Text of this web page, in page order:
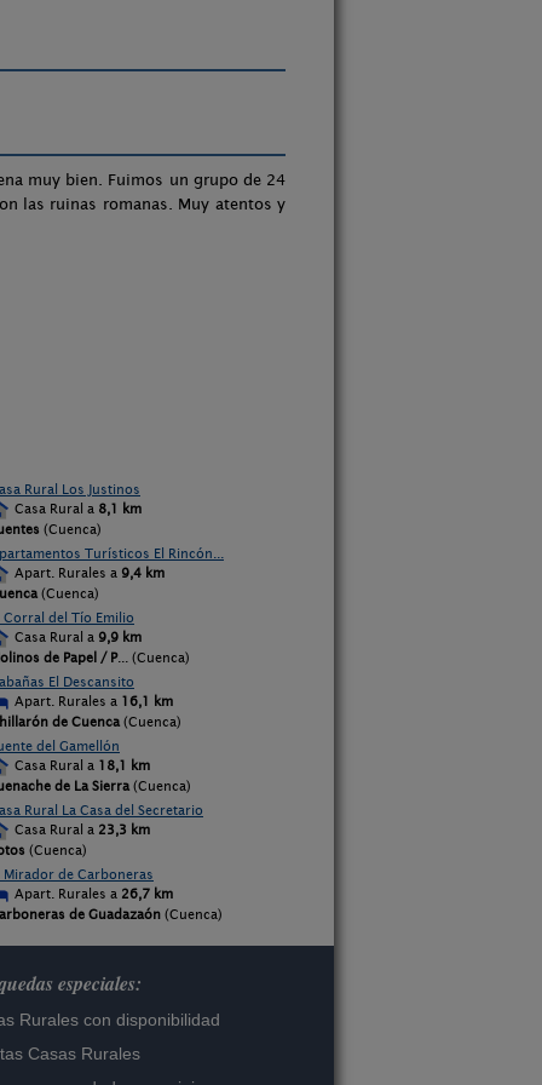
muy bien. Fuimos un grupo de 24
las ruinas romanas. Muy atentos y
Rural Los Justinos
Casa Rural a 8,1 km
(Cuenca)
Turísticos El Rincón...
Apart. Rurales a 9,4 km
(Cuenca)
Corral del Tío Emilio
Casa Rural a 9,9 km
de Papel / P... (Cuenca)
El Descansito
Apart. Rurales a 16,1 km
de Cuenca (Cuenca)
del Gamellón
Casa Rural a 18,1 km
de La Sierra (Cuenca)
Rural La Casa del Secretario
Casa Rural a 23,3 km
(Cuenca)
Mirador de Carboneras
Apart. Rurales a 26,7 km
de Guadazaón (Cuenca)
especiales:
Rurales con disponibilidad
Casas Rurales